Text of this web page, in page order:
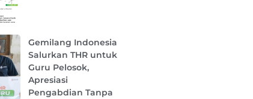
Gemilang Indonesia
Salurkan THR untuk
Guru Pelosok,
Apresiasi
Pengabdian Tanpa